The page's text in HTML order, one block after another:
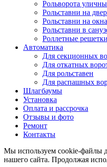
Рольворота
Рольставни на
Рольставни на окна
Рольставни в
Роллетные решетки
Автоматика
Для секционных
Для откатных
Для рольставен
Для распашных
Шлагбаумы
Установка
Оплата и рассрочка
Отзывы и фото
Ремонт
Контакты
Мы используем cookie-файлы
нашего сайта. Продолжая